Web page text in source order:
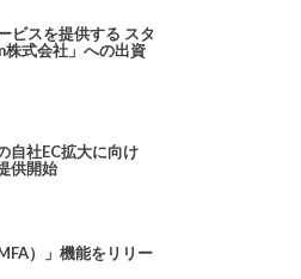
ビスを提供する スタ
式会社」への出資
自社EC拡大に向け
供開始
）」機能をリリー